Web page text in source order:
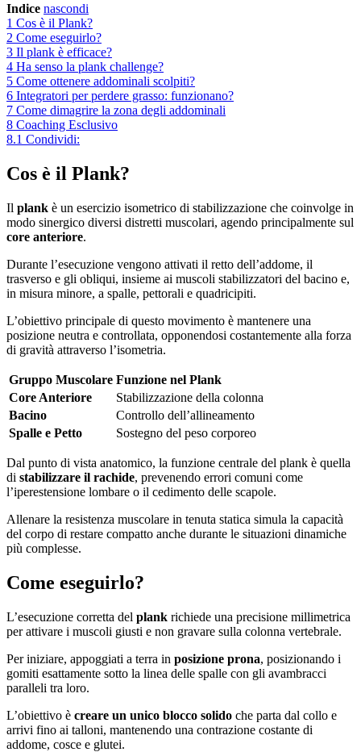
Indice nascondi
1 Cos è il Plank?
2 Come eseguirlo?
3 Il plank è efficace?
4 Ha senso la plank challenge?
5 Come ottenere addominali scolpiti?
6 Integratori per perdere grasso: funzionano?
7 Come dimagrire la zona degli addominali
8 Coaching Esclusivo
8.1 Condividi:
Cos è il Plank?
Il plank è un esercizio isometrico di stabilizzazione che coinvolge in
modo sinergico diversi distretti muscolari, agendo principalmente sul
core anteriore.
Durante l’esecuzione vengono attivati il retto dell’addome, il
trasverso e gli obliqui, insieme ai muscoli stabilizzatori del bacino e,
in misura minore, a spalle, pettorali e quadricipiti.
L’obiettivo principale di questo movimento è mantenere una
posizione neutra e controllata, opponendosi costantemente alla forza
di gravità attraverso l’isometria.
Gruppo Muscolare Funzione nel Plank
Core Anteriore
Stabilizzazione della colonna
Bacino
Controllo dell’allineamento
Spalle e Petto
Sostegno del peso corporeo
Dal punto di vista anatomico, la funzione centrale del plank è quella
di stabilizzare il rachide, prevenendo errori comuni come
l’iperestensione lombare o il cedimento delle scapole.
Allenare la resistenza muscolare in tenuta statica simula la capacità
del corpo di restare compatto anche durante le situazioni dinamiche
più complesse.
Come eseguirlo?
L’esecuzione corretta del plank richiede una precisione millimetrica
per attivare i muscoli giusti e non gravare sulla colonna vertebrale.
Per iniziare, appoggiati a terra in posizione prona, posizionando i
gomiti esattamente sotto la linea delle spalle con gli avambracci
paralleli tra loro.
L’obiettivo è creare un unico blocco solido che parta dal collo e
arrivi fino ai talloni, mantenendo una contrazione costante di
addome, cosce e glutei.